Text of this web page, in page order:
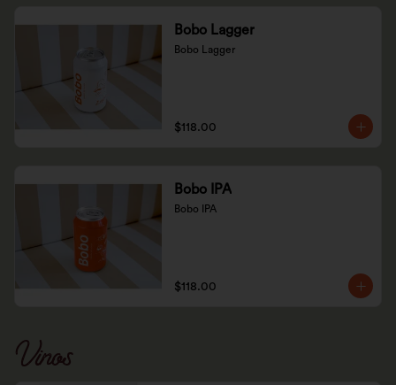
Bobo Lagger
Bobo Lagger
$118.00
Bobo IPA
Bobo IPA
$118.00
Vinos